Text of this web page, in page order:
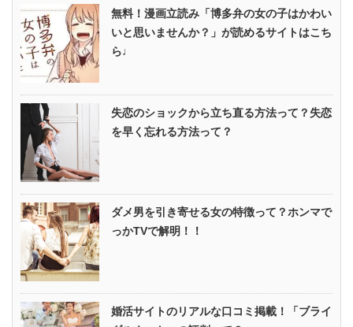
無料！漫画立読み「博多弁の女の子はかわい
いと思いませんか？」が読めるサイトはこち
ら♩
失恋のショックから立ち直る方法って？失恋
を早く忘れる方法って？
ダメ男を引き寄せる女の特徴って？ホンマで
っかTVで解明！！
婚活サイトのリアルな口コミ掲載！「ブライ